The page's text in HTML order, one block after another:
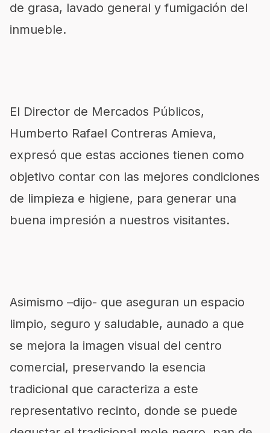
de grasa, lavado general y fumigación del
inmueble.
El Director de Mercados Públicos,
Humberto Rafael Contreras Amieva,
expresó que estas acciones tienen como
objetivo contar con las mejores condiciones
de limpieza e higiene, para generar una
buena impresión a nuestros visitantes.
Asimismo –dijo- que aseguran un espacio
limpio, seguro y saludable, aunado a que
se mejora la imagen visual del centro
comercial, preservando la esencia
tradicional que caracteriza a este
representativo recinto, donde se puede